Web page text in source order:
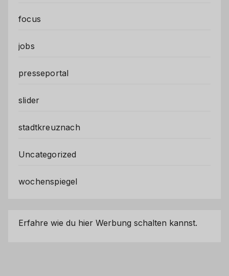
focus
jobs
presseportal
slider
stadtkreuznach
Uncategorized
wochenspiegel
Erfahre wie du hier Werbung schalten kannst.